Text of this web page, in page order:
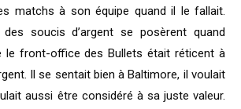
matchs à son équipe quand il le fallait.
soucis d’argent se posèrent quand
le front-office des Bullets était réticent à
Il se sentait bien à Baltimore, il voulait
aussi être considéré à sa juste valeur.